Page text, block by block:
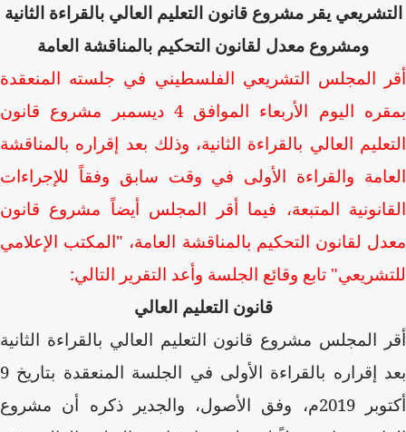
التشريعي يقر مشروع قانون التعليم العالي بالقراءة الثانية
ومشروع معدل لقانون التحكيم بالمناقشة العامة
أقر المجلس التشريعي الفلسطيني في جلسته المنعقدة
بمقره اليوم الأربعاء الموافق 4 ديسمبر مشروع قانون
التعليم العالي بالقراءة الثانية، وذلك بعد إقراره بالمناقشة
العامة والقراءة الأولى في وقت سابق وفقاً للإجراءات
القانونية المتبعة، فيما أقر المجلس أيضاً مشروع قانون
معدل لقانون التحكيم بالمناقشة العامة، "المكتب الإعلامي
للتشريعي" تابع وقائع الجلسة وأعد التقرير التالي:
قانون التعليم العالي
أقر المجلس مشروع قانون التعليم العالي بالقراءة الثانية
بعد إقراره بالقراءة الأولى في الجلسة المنعقدة بتاريخ 9
أكتوبر 2019م، وفق الأصول، والجدير ذكره أن مشروع